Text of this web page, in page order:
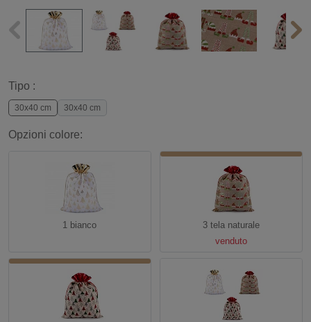
Tipo :
30x40 cm 30x40 cm
Opzioni colore:
1 bianco
3 tela naturale
venduto